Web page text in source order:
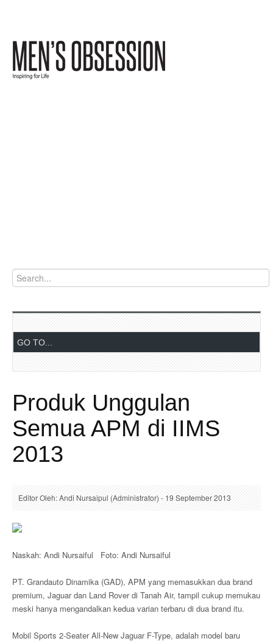
Produk Unggulan
Semua APM di IIMS
2013
Editor Oleh: Andi Nursaipul (Administrator) - 19 September 2013
Naskah: Andi Nursaiful Foto: Andi Nursaiful
PT. Grandauto Dinamika (GAD), APM yang memasukkan dua brand
premium, Jaguar dan Land Rover di Tanah Air, tampil cukup memukau
meski hanya mengandalkan kedua varian terbaru di dua brand itu.
Mobil Sports 2-Seater All-New Jaguar F-Type, adalah model baru